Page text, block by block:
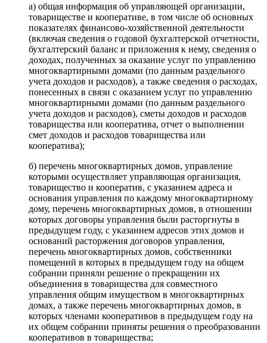
а) общая информация об управляющей организации,
товариществе и кооперативе, в том числе об основных
показателях финансово-хозяйственной деятельности
(включая сведения о годовой бухгалтерской отчетности,
бухгалтерский баланс и приложения к нему, сведения о
доходах, полученных за оказание услуг по управлению
многоквартирными домами (по данным раздельного
учета доходов и расходов), а также сведения о расходах,
понесенных в связи с оказанием услуг по управлению
многоквартирными домами (по данным раздельного
учета доходов и расходов), сметы доходов и расходов
товарищества или кооператива, отчет о выполнении
смет доходов и расходов товарищества или
кооператива);
б) перечень многоквартирных домов, управление
которыми осуществляет управляющая организация,
товарищество и кооператив, с указанием адреса и
основания управления по каждому многоквартирному
дому, перечень многоквартирных домов, в отношении
которых договоры управления были расторгнуты в
предыдущем году, с указанием адресов этих домов и
оснований расторжения договоров управления,
перечень многоквартирных домов, собственники
помещений в которых в предыдущем году на общем
собрании приняли решение о прекращении их
объединения в товарищества для совместного
управления общим имуществом в многоквартирных
домах, а также перечень многоквартирных домов, в
которых членами кооперативов в предыдущем году на
их общем собрании приняты решения о преобразовании
кооперативов в товарищества;